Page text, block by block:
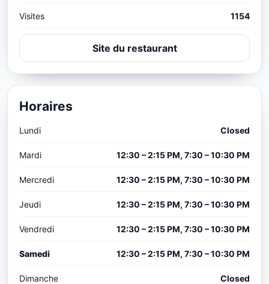
Visites 1154
Site du restaurant
Horaires
Lundi Closed
Mardi 12:30 – 2:15 PM, 7:30 – 10:30 PM
Mercredi 12:30 – 2:15 PM, 7:30 – 10:30 PM
Jeudi 12:30 – 2:15 PM, 7:30 – 10:30 PM
Vendredi 12:30 – 2:15 PM, 7:30 – 10:30 PM
Samedi 12:30 – 2:15 PM, 7:30 – 10:30 PM
Dimanche Closed